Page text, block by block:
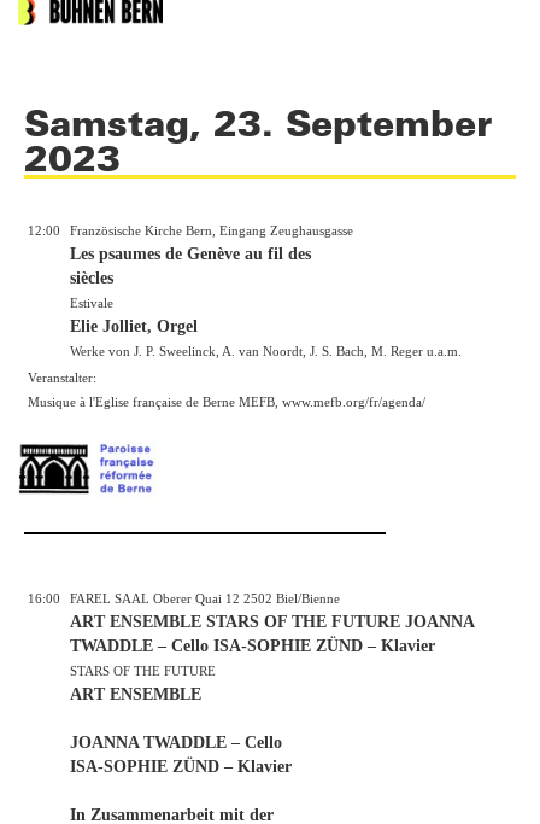
Samstag, 23. September
2023
12:00 Französische Kirche Bern, Eingang Zeughausgasse
Les psaumes de Genève au fil des
siècles
Estivale
Elie Jolliet, Orgel
Werke von J. P. Sweelinck, A. van Noordt, J. S. Bach, M. Reger u.a.m.
Veranstalter:
Musique à l'Eglise française de Berne MEFB, www.mefb.org/fr/agenda/
16:00 FAREL SAAL Oberer Quai 12 2502 Biel/Bienne
ART ENSEMBLE STARS OF THE FUTURE JOANNA
TWADDLE – Cello ISA-SOPHIE ZÜND – Klavier
STARS OF THE FUTURE
ART ENSEMBLE
JOANNA TWADDLE – Cello
ISA-SOPHIE ZÜND – Klavier
In Zusammenarbeit mit der